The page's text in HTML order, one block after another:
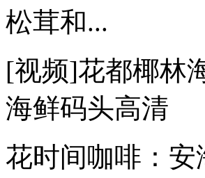
松茸和...
[视频]花都椰林
海鲜码头高清
花时间咖啡：安